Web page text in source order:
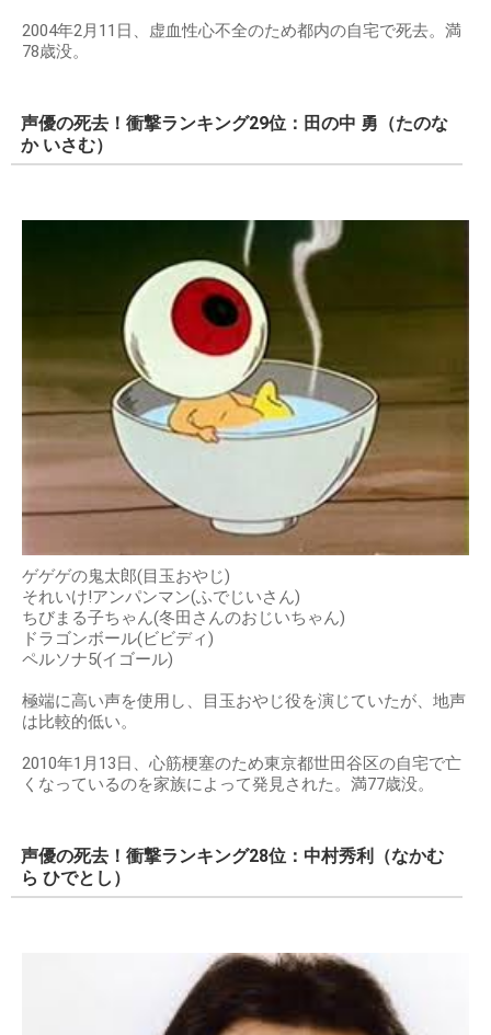
2004年2月11日、虚血性心不全のため都内の自宅で死去。満
78歳没。
声優の死去！衝撃ランキング29位：田の中 勇（たのな
か いさむ）
ゲゲゲの鬼太郎(目玉おやじ)
それいけ!アンパンマン(ふでじいさん)
ちびまる子ちゃん(冬田さんのおじいちゃん)
ドラゴンボール(ビビディ)
ペルソナ5(イゴール)
極端に高い声を使用し、目玉おやじ役を演じていたが、地声
は比較的低い。
2010年1月13日、心筋梗塞のため東京都世田谷区の自宅で亡
くなっているのを家族によって発見された。満77歳没。
声優の死去！衝撃ランキング28位：中村秀利（なかむ
ら ひでとし）